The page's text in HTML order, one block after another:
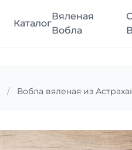
Каталог
Вяленая
Вобла
/ Вобла вяленая из